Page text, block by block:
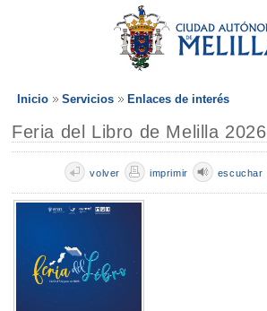
Inicio Servicios Enlaces de interés
Feria del Libro de Melilla 2026
escuchar
imprimir
volver